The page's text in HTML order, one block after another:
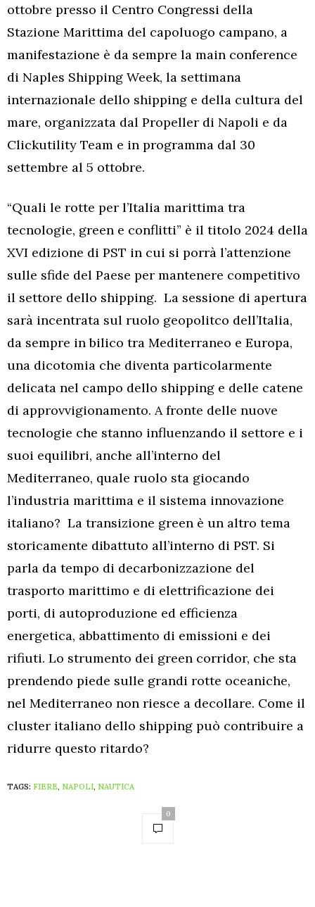
ottobre presso il Centro Congressi della
Stazione Marittima del capoluogo campano, a
manifestazione è da sempre la main conference
di Naples Shipping Week, la settimana
internazionale dello shipping e della cultura del
mare, organizzata dal Propeller di Napoli e da
Clickutility Team e in programma dal 30
settembre al 5 ottobre.
“Quali le rotte per l’Italia marittima tra
tecnologie, green e conflitti” è il titolo 2024 della
XVI edizione di PST in cui si porrà l’attenzione
sulle sfide del Paese per mantenere competitivo
il settore dello shipping. La sessione di apertura
sarà incentrata sul ruolo geopolitco dell’Italia,
da sempre in bilico tra Mediterraneo e Europa,
una dicotomia che diventa particolarmente
delicata nel campo dello shipping e delle catene
di approvvigionamento. A fronte delle nuove
tecnologie che stanno influenzando il settore e i
suoi equilibri, anche all’interno del
Mediterraneo, quale ruolo sta giocando
l’industria marittima e il sistema innovazione
italiano? La transizione green è un altro tema
storicamente dibattuto all’interno di PST. Si
parla da tempo di decarbonizzazione del
trasporto marittimo e di elettrificazione dei
porti, di autoproduzione ed efficienza
energetica, abbattimento di emissioni e dei
rifiuti. Lo strumento dei green corridor, che sta
prendendo piede sulle grandi rotte oceaniche,
nel Mediterraneo non riesce a decollare. Come il
cluster italiano dello shipping può contribuire a
ridurre questo ritardo?
TAGS: FIERE, NAPOLI, NAUTICA
0